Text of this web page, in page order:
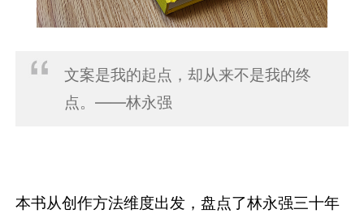
文案是我的起点，却从来不是我的终
点。——林永强
本书从创作方法维度出发，盘点了林永强三十年